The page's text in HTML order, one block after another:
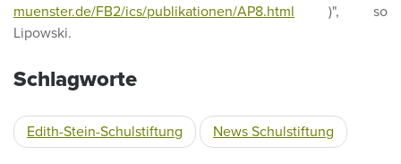
muenster.de/FB2/ics/publikationen/AP8.html )", so
Lipowski.
Schlagworte
Edith-Stein-Schulstiftung News Schulstiftung